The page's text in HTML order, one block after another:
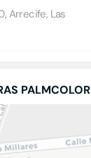
Arrecife, Las
PALMCOLOR